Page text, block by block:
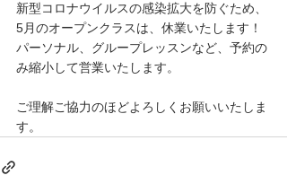
新型コロナウイルスの感染拡大を防ぐため、
5月のオープンクラスは、休業いたします！
パーソナル、グループレッスンなど、予約の
み縮小して営業いたします。
ご理解ご協力のほどよろしくお願いいたしま
す。